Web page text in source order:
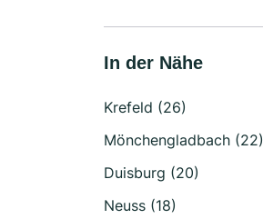
In der Nähe
Krefeld (26)
Mönchengladbach (22)
Duisburg (20)
Neuss (18)